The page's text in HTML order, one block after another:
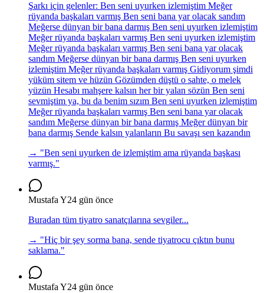
Şarkı için gelenler: Ben seni uyurken izlemiştim Meğer
rüyanda başkaları varmış Ben seni bana yar olacak sandım
Meğerse dünyan bir bana darmış Ben seni uyurken izlemiştim
Meğer rüyanda başkaları varmış Ben seni uyurken izlemiştim
Meğer rüyanda başkaları varmış Ben seni bana yar olacak
sandım Meğerse dünyan bir bana darmış Ben seni uyurken
izlemiştim Meğer rüyanda başkaları varmış Gidiyorum şimdi
yüküm sitem ve hüzün Gözümden düştü o sahte, o melek
yüzün Hesabı mahşere kalsın her bir yalan sözün Ben seni
sevmiştim ya, bu da benim sızım Ben seni uyurken izlemiştim
Meğer rüyanda başkaları varmış Ben seni bana yar olacak
sandım Meğerse dünyan bir bana darmış Meğer dünyan bir
bana darmış Sende kalsın yalanların Bu savaşı sen kazandın
→ "Ben seni uyurken de izlemiştim ama rüyanda başkası
varmış."
Mustafa Y24 gün önce
Buradan tüm tiyatro sanatçılarına sevgiler...
→ "Hiç bir şey sorma bana, sende tiyatrocu çıktın bunu
saklama."
Mustafa Y24 gün önce